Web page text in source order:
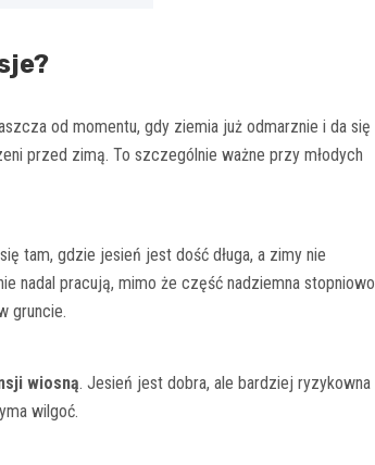
od momentu, gdy ziemia już odmarznie i da się
przed zimą. To szczególnie ważne przy młodych
tam, gdzie jesień jest dość długa, a zimy nie
nadal pracują, mimo że część nadziemna stopniowo
gruncie.
wiosną. Jesień jest dobra, ale bardziej ryzykowna
wilgoć.